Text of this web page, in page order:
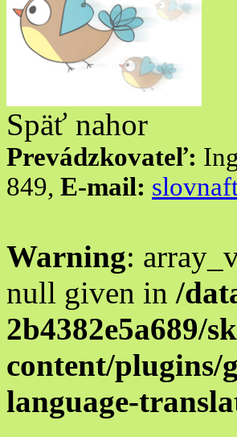
Späť nahor
Prevádzkovateľ:
849, E-mail:
Warning:
null given in /
2b4382e5a689/
content/plugins/
language-